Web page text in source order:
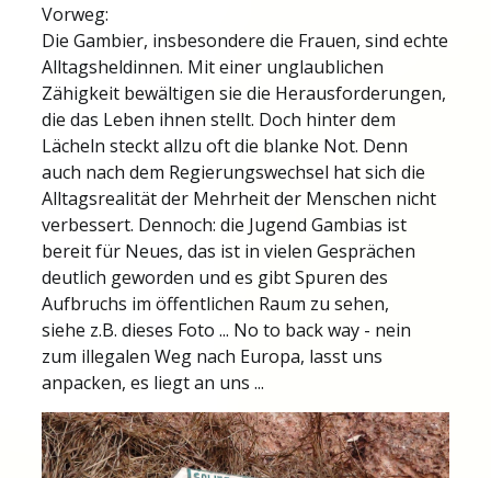
Vorweg:
Die Gambier, insbesondere die Frauen, sind echte
Alltagsheldinnen. Mit einer unglaublichen
Zähigkeit bewältigen sie die Herausforderungen,
die das Leben ihnen stellt. Doch hinter dem
Lächeln steckt allzu oft die blanke Not. Denn
auch nach dem Regierungswechsel hat sich die
Alltagsrealität der Mehrheit der Menschen nicht
verbessert. Dennoch: die Jugend Gambias ist
bereit für Neues, das ist in vielen Gesprächen
deutlich geworden und es gibt Spuren des
Aufbruchs im öffentlichen Raum zu sehen,
siehe z.B. dieses Foto ... No to back way - nein
zum illegalen Weg nach Europa, lasst uns
anpacken, es liegt an uns ...